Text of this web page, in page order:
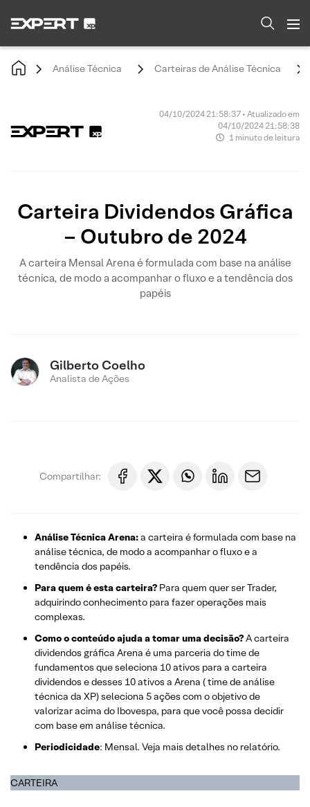
Análise Técnica Carteiras de Análise Técnica
04/10/2024 21:58:37 • Atualizado em
04/10/2024 21:58:38
1 minuto de leitura
Carteira Dividendos Gráfica
– Outubro de 2024
A carteira Mensal Arena é formulada com base na análise
técnica, de modo a acompanhar o fluxo e a tendência dos
papéis
Gilberto Coelho
Analista de Ações
Compartilhar:
Análise Técnica Arena:a carteira é formulada com base na
análise técnica, de modo a acompanhar o fluxo e a
tendência dos papéis.
Para quem é esta carteira? Para quem quer ser Trader,
adquirindo conhecimento para fazer operações mais
complexas.
Como o conteúdo ajuda a tomar uma decisão?A carteira
dividendos gráfica Arena é uma parceria do time de
fundamentos que seleciona 10 ativos para a carteira
dividendos e desses 10 ativos a Arena ( time de análise
técnica da XP) seleciona 5 ações com o objetivo de
valorizar acima do Ibovespa, para que você possa decidir
com base em análise técnica.
Periodicidade: Mensal. Veja mais detalhes no relatório.
CARTEIRA